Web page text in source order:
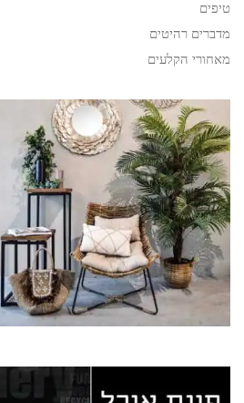
טיפים
מדברים רהיטים
מאחורי הקלעים